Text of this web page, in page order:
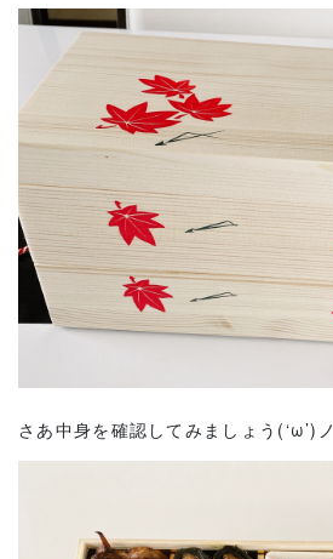
さあ中身を確認してみましょう(‘ω’)ノ